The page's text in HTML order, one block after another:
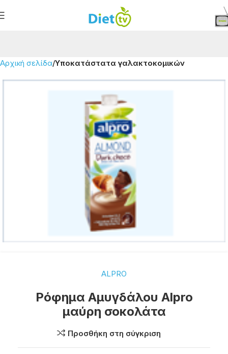
Αρχική σελίδα Υποκατάστατα γαλακτοκομικών
ALPRO
Ρόφημα Αμυγδάλου Alpro
μαύρη σοκολάτα
Προσθήκη στη σύγκριση